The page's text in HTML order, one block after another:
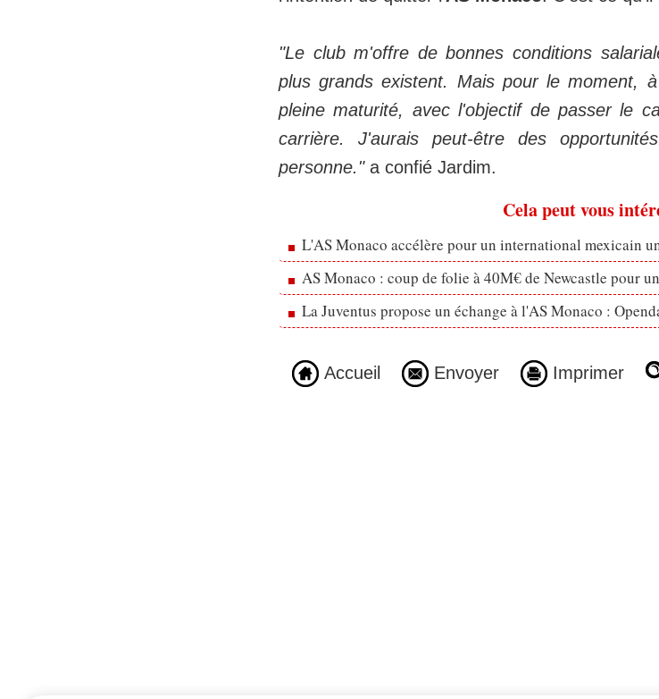
"Le club m'offre de bonnes conditions
plus grands existent. Mais pour le moment,
pleine maturité, avec l'objectif de passer le
carrière. J'aurais peut-être des
personne."a confié Jardim.
Cela peut vous
L'AS Monaco accélère pour un international mexicain
AS Monaco : coup de folie à 40M€ de Newcastle pour
La Juventus propose un échange à l'AS Monaco :
Accueil Envoyer Imprimer